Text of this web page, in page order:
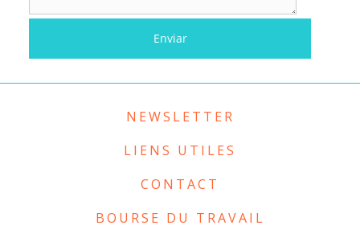
NEWSLETTER
LIENS UTILES
CONTACT
BOURSE DU TRAVAIL